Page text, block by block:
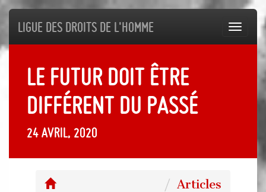
Ligue des droits de l'Homme
Le futur doit être
différent du passé
24 avril, 2020
Articles